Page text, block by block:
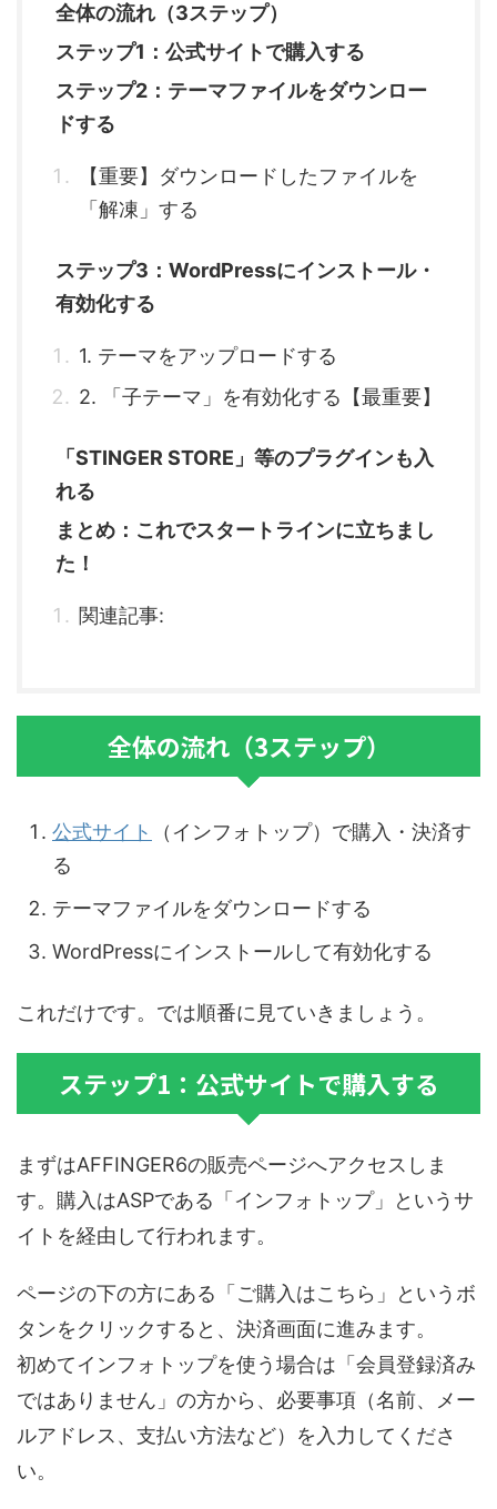
全体の流れ（3ステップ）
ステップ1：公式サイトで購入する
ステップ2：テーマファイルをダウンロー
ドする
【重要】ダウンロードしたファイルを
「解凍」する
ステップ3：WordPressにインストール・
有効化する
1. テーマをアップロードする
2. 「子テーマ」を有効化する【最重要】
「STINGER STORE」等のプラグインも入
れる
まとめ：これでスタートラインに立ちまし
た！
関連記事:
全体の流れ（3ステップ）
公式サイト
（インフォトップ）で購入・決済す
る
テーマファイルをダウンロードする
WordPressにインストールして有効化する
これだけです。では順番に見ていきましょう。
ステップ1：公式サイトで購入する
まずはAFFINGER6の販売ページへアクセスしま
す。購入はASPである「インフォトップ」というサ
イトを経由して行われます。
ページの下の方にある「ご購入はこちら」というボ
タンをクリックすると、決済画面に進みます。
初めてインフォトップを使う場合は「会員登録済み
ではありません」の方から、必要事項（名前、メー
ルアドレス、支払い方法など）を入力してくださ
い。